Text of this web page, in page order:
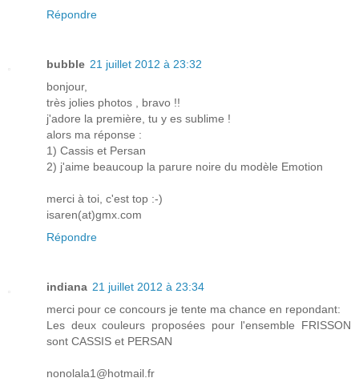
Répondre
bubble 21 juillet 2012 à 23:32
bonjour,
très jolies photos , bravo !!
j'adore la première, tu y es sublime !
alors ma réponse :
1) Cassis et Persan
2) j'aime beaucoup la parure noire du modèle Emotion
merci à toi, c'est top :-)
isaren(at)gmx.com
Répondre
indiana 21 juillet 2012 à 23:34
merci pour ce concours je tente ma chance en repondant:
Les deux couleurs proposées pour l'ensemble FRISSON
sont CASSIS et PERSAN
nonolala1@hotmail.fr